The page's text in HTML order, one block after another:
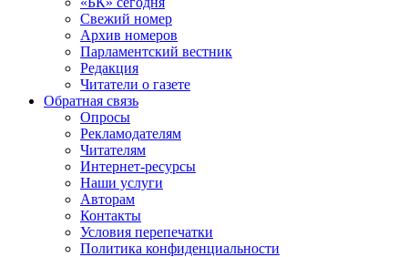
Свежий номер
Архив номеров
Парламентский вестник
Редакция
Читатели о газете
Обратная связь
Опросы
Рекламодателям
Читателям
Интернет-ресурсы
Наши услуги
Авторам
Контакты
Условия перепечатки
Политика конфиденциальности